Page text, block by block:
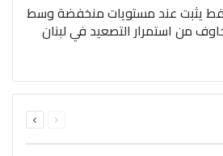
يثبت عند مستويات منخفضة وسط
من استمرار التصعيد في لبنان
الصفحةالصفحة